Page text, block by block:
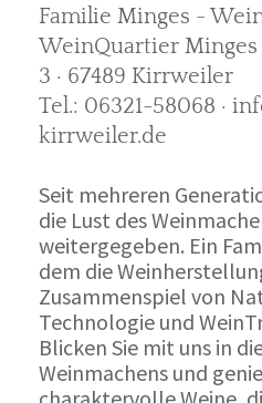
Familie Minges -
WeinQuartier Minges
3 · 67489 Kirrweiler
Tel.: 06321-58068 ·
kirrweiler.de
Seit mehreren
die Lust des
weitergegeben. Ein
dem die
Zusammenspiel von
Technologie und
Blicken Sie mit uns in
Weinmachens und